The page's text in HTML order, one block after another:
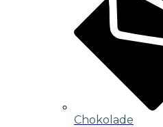
Chokolade